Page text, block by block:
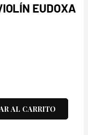
EUDOXA
AL CARRITO